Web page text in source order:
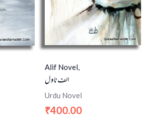
Alif Novel,
الف ناول
Urdu Novel
₹400.00